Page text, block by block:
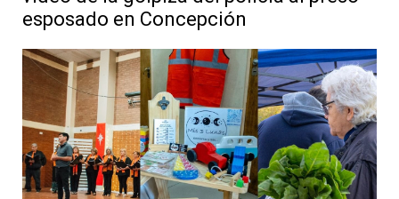
esposado en Concepción